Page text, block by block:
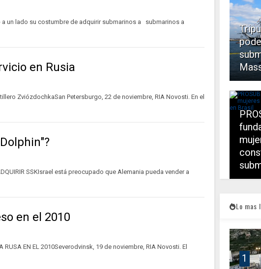
a un lado su costumbre de adquirir submarinos a submarinos a
en Rusia
ZviózdochkaSan Petersburgo, 22 de noviembre, RIA Novosti. En el
ADQUIRIR SSKIsrael está preocupado que Alemania pueda vender a
en el 2010
RUSA EN EL 2010Severodvinsk, 19 de noviembre, RIA Novosti. El
Lo mas
1